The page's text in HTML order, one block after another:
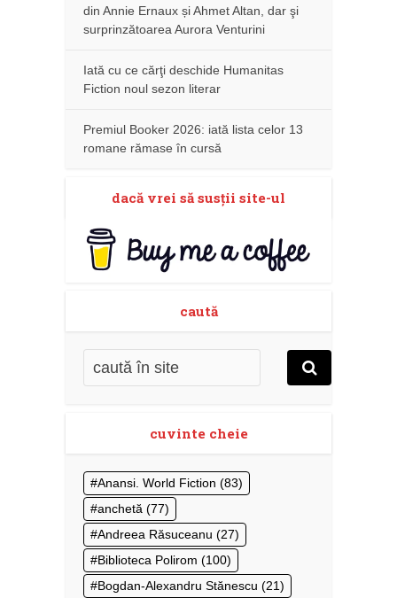
din Annie Ernaux și Ahmet Altan, dar şi
surprinzătoarea Aurora Venturini
Iată cu ce cărţi deschide Humanitas
Fiction noul sezon literar
Premiul Booker 2026: iată lista celor 13
romane rămase în cursă
dacă vrei să susţii site-ul
caută
cuvinte cheie
Anansi. World Fiction (83)
anchetă (77)
Andreea Răsuceanu (27)
Biblioteca Polirom (100)
Bogdan-Alexandru Stănescu (21)